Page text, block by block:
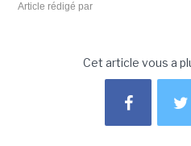
Article rédigé par
Cet article vous a